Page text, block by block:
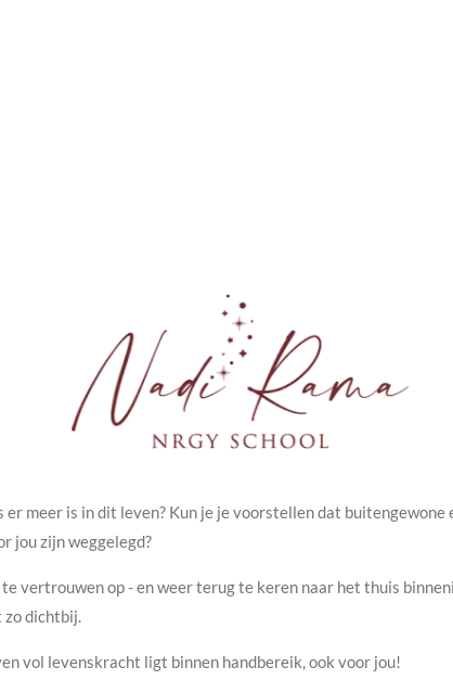
er meer is in dit leven? Kun je je voorstellen dat buitengewone
jou zijn weggelegd?
vertrouwen op - en weer terug te keren naar het thuis
zo dichtbij.
vol levenskracht ligt binnen handbereik, ook voor jou!